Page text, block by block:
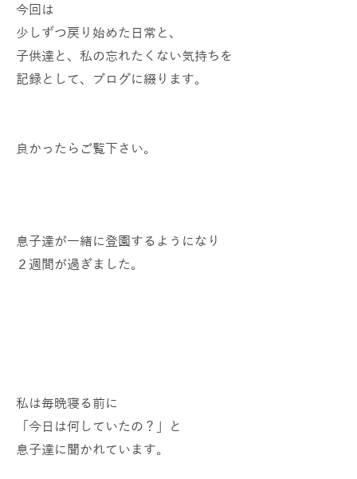
今回は
少しずつ戻り始めた日常と、
子供達と、私の忘れたくない気持ちを
記録として、ブログに綴ります。
良かったらご覧下さい。
息子達が一緒に登園するようになり
２週間が過ぎました。
私は毎晩寝る前に
「今日は何していたの？」と
息子達に聞かれています。